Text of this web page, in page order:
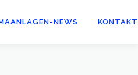
NEWS KONTAKT